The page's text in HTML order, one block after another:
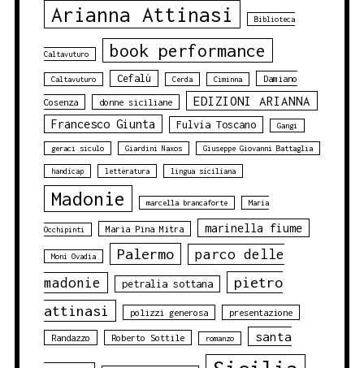
Arianna Attinasi Biblioteca
Caltavuturo book performance
Caltavuturo Cefalù Cerda Ciminna Damiano
Cosenza donne siciliane EDIZIONI ARIANNA
Francesco Giunta Fulvia Toscano Gangi
geraci siculo Giardini Naxos Giuseppe Giovanni Battaglia
handicap letteratura lingua siciliana
Madonie marcella brancaforte Maria
Occhipinti Maria Pina Mitra marinella fiume
Moni Ovadia Palermo
parco delle
madonie
petralia sottana
pietro
attinasi
polizzi generosa presentazione
Randazzo Roberto Sottile romanzo santa